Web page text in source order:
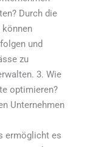
Durch die
und
zu
3. Wie
optimieren?
Unternehmen
ermöglicht es